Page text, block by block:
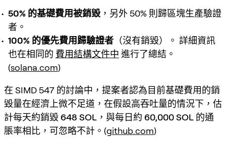
50% 的基礎費用被銷毀 ，另外 50% 則歸區塊生產驗證
者。
100% 的優先費用歸驗證者 （沒有銷毀）。 詳細資訊
也在相同的 費用結構文件中 進行了總結。
(solana.com)
在 SIMD 547 的討論中，提案者認為目前基礎費用的銷
毀量在經濟上微不足道 ，在假設高吞吐量的情況下，估
計每天約銷毀648 SOL ，與每日約 60,000 SOL 的通
脹率相比，可忽略不計。(github.com)